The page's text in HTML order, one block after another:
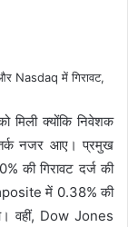
मिली क्योंकि निवेशक
नजर आए। प्रमुख
की गिरावट दर्ज की
में 0.38% की
वहीं, Dow Jones